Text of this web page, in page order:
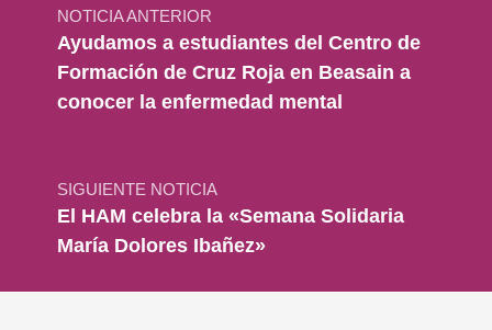
NOTICIA ANTERIOR
Ayudamos a estudiantes del Centro de
Formación de Cruz Roja en Beasain a
conocer la enfermedad mental
SIGUIENTE NOTICIA
El HAM celebra la «Semana Solidaria
María Dolores Ibañez»